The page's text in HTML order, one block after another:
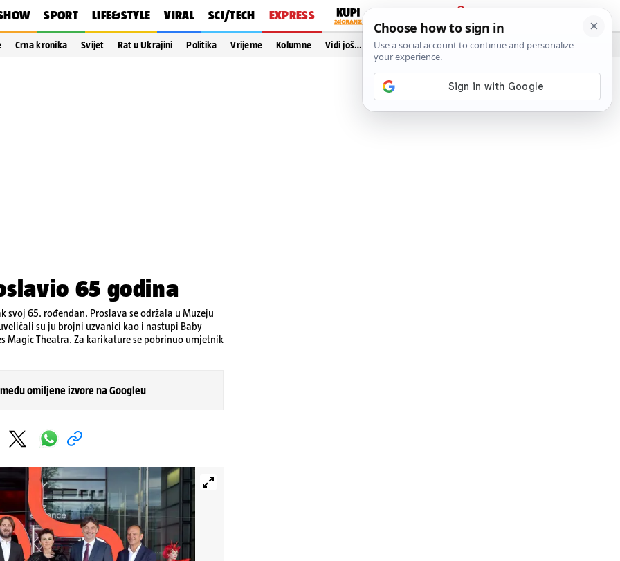
SPORT LIFE&STYLE VIRAL SCI/TECH EXPRESS
PRIJAVA
Crna kronika Svijet Rat u Ukrajini Politika Vrijeme Kolumne Vidi još…
65 godina
svoj 65. rođendan. Proslava se održala u Muzeju
su ju brojni uzvanici kao i nastupi Baby
Magic Theatra. Za karikature se pobrinuo umjetnik
omiljene izvore na Googleu